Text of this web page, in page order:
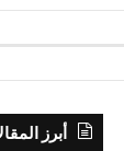
أبرز